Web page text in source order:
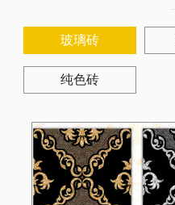
玻璃砖
纯色砖